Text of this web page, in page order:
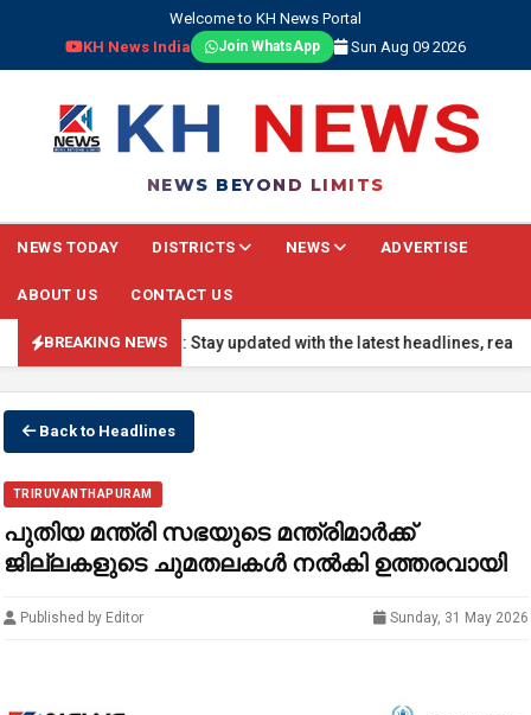
Welcome to KH News Portal
KH News India
Join WhatsApp Sun Aug 09 2026
NEWS BEYOND LIMITS
NEWS TODAY DISTRICTS NEWS ADVERTISE
ABOUT US CONTACT US
BREAKING NEWS
NEWS: Stay updated with the latest headlines, real-time
Back to Headlines
TRIRUVANTHAPURAM
പുതിയ മന്ത്രി സഭയുടെ മന്ത്രിമാർക്ക്
ജില്ലകളുടെ ചുമതലകൾ നൽകി ഉത്തരവായി
Published by Editor Sunday, 31 May 2026